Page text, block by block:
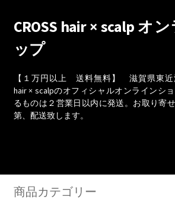
ナ
ビ
ゲ
シ
ョ
ン
へ
プ
コ
ン
テ
ツ
へ
ス
キ
CROSS hair × scalp オ
ップ
【１万円以上 送料無料】 滋賀県東近
hair × scalpのオフィシャルオンラインシ
るものは２営業日以内に発送。お取り寄
第、配送致します。
ショップ
商品カテゴリー